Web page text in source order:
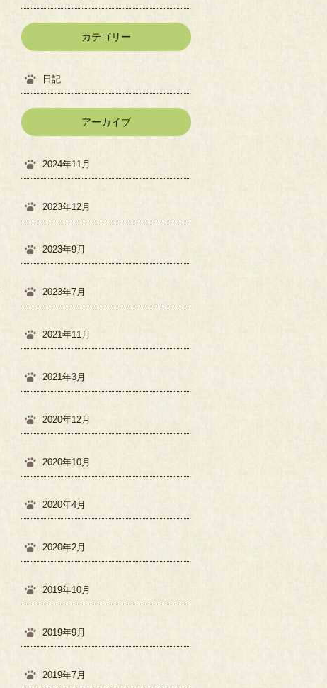
カテゴリー
日記
アーカイブ
2024年11月
2023年12月
2023年9月
2023年7月
2021年11月
2021年3月
2020年12月
2020年10月
2020年4月
2020年2月
2019年10月
2019年9月
2019年7月